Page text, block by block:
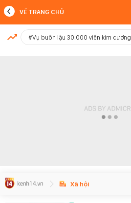
MỚI NHẤT
VỀ TRANG CHỦ
#Vụ buôn lậu 30.000 viên kim cương
Xã hội